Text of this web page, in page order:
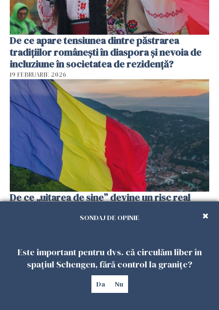
De ce apare tensiunea dintre păstrarea
tradițiilor românești în diaspora și nevoia de
incluziune în societatea de rezidență?
19 FEBRUARIE 2026
De ce „uitarea de sine” devine un risc real
pare aranjată pe hârtie?
SONDAJ DE OPINIE
Este important pentru dvs. că circulăm liber în
spațiul Schengen, fără control la granițe?
Da Nu